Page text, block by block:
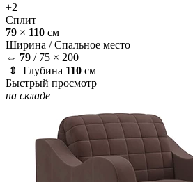
+2
Сплит
79 × 110 см
Ширина /Спальное место
⇔ 79 / 75 × 200
⇕ Глубина 110 см
Быстрый просмотр
на складе